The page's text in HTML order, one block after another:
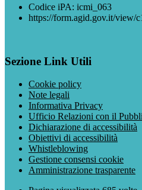
Codice iPA: icmi_063
https://form.agid.gov.it/view/
Sezione Link Utili
Cookie policy
Note legali
Informativa Privacy
Ufficio Relazioni con il
Dichiarazione di accessibilità
Obiettivi di accessibilità
Whistleblowing
Gestione consensi cookie
Amministrazione trasparente